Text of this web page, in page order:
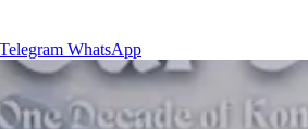
Telegram WhatsApp